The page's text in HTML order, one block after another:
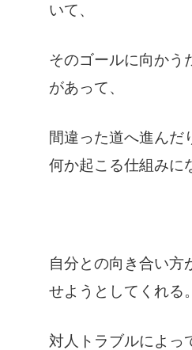
いて、
そのゴールに向かう
があって、
間違った道へ進んだ
何か起こる仕組みに
自分との向き合い方
せようとしてくれる。
対人トラブルによっ